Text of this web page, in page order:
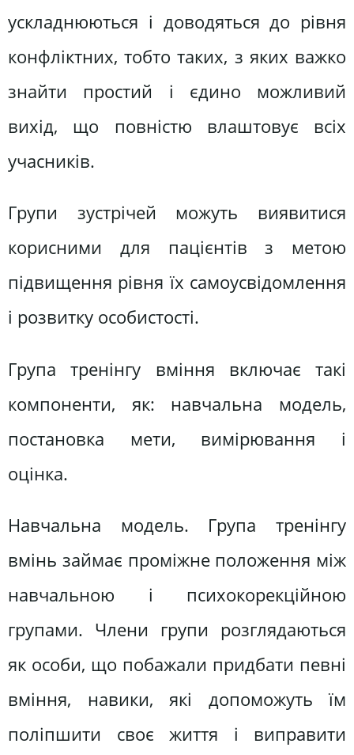
ускладнюються і доводяться до рівня
конфліктних, тобто таких, з яких важко
знайти простий і єдино можливий
вихід, що повністю влаштовує всіх
учасників.
Групи зустрічей можуть виявитися
корисними для пацієнтів з метою
підвищення рівня їх самоусвідомлення
і розвитку особистості.
Група тренінгу вміння включає такі
компоненти, як: навчальна модель,
постановка мети, вимірювання і
оцінка.
Навчальна модель. Група тренінгу
вмінь займає проміжне положення між
навчальною і психокорекційною
групами. Члени групи розглядаються
як особи, що побажали придбати певні
вміння, навики, які допоможуть їм
поліпшити своє життя і виправити